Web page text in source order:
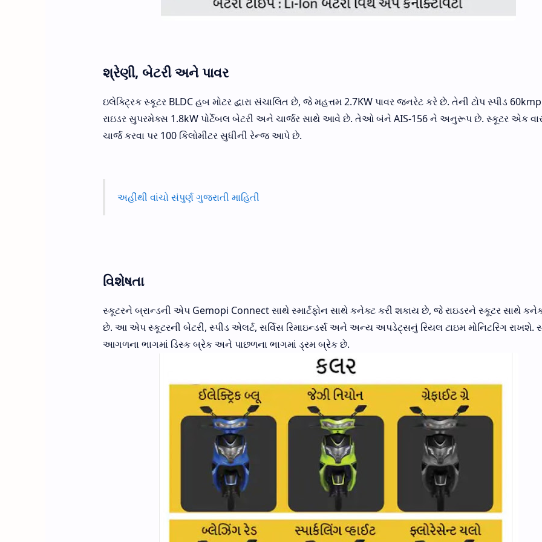
શ્રેણી, બેટરી અને પાવર
ઇલેક્ટ્રિક સ્કૂટર BLDC હબ મોટર દ્વારા સંચાલિત છે, જે મહત્તમ 2.7KW પાવર જનરેટ કરે છે. તેની ટોપ સ્પીડ
રાઇડર સુપરમેક્સ 1.8kW પોર્ટેબલ બેટરી અને ચાર્જર સાથે આવે છે. તેઓ બંને AIS-156 ને અનુરૂપ છે. સ્કૂટર એક
ચાર્જ કરવા પર 100 કિલોમીટર સુધીની રેન્જ આપે છે.
અહીંથી વાંચો સંપુર્ણ ગુજરાતી માહિતી
વિશેષતા
સ્કૂટરને બ્રાન્ડની એપ Gemopi Connect સાથે સ્માર્ટફોન સાથે કનેક્ટ કરી શકાય છે, જે રાઇડરને સ્કૂટર સાથે
છે. આ એપ સ્કૂટરની બેટરી, સ્પીડ એલર્ટ, સર્વિસ રિમાઇન્ડર્સ અને અન્ય અપડેટ્સનું રિયલ ટાઇમ મોનિટરિંગ રાખશે.
આગળના ભાગમાં ડિસ્ક બ્રેક અને પાછળના ભાગમાં ડ્રમ બ્રેક છે.